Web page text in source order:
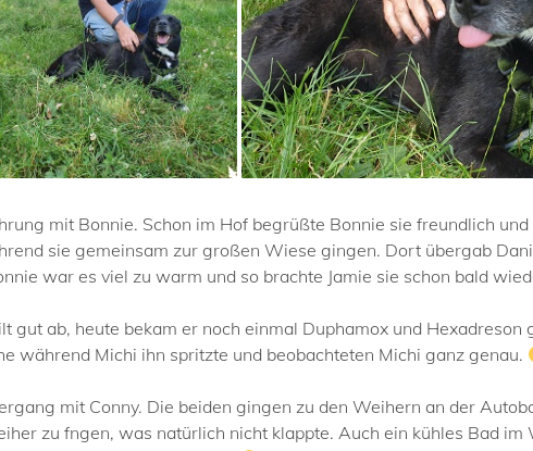
mit Bonnie. Schon im Hof begrüßte Bonnie sie freundlich
sie gemeinsam zur großen Wiese gingen. Dort übergab
war es viel zu warm und so brachte Jamie sie schon bald
gut ab, heute bekam er noch einmal Duphamox und
während Michi ihn spritzte und beobachteten Michi ganz genau.
mit Conny. Die beiden gingen zu den Weihern an der
zu fngen, was natürlich nicht klappte. Auch ein kühles Bad im